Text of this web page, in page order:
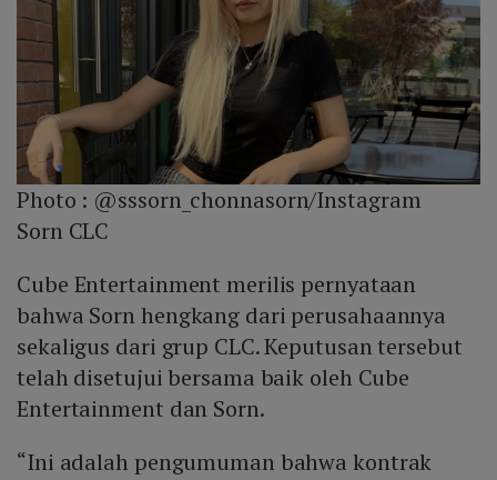
Photo : @sssorn_chonnasorn/Instagram
Sorn CLC
Cube Entertainment merilis pernyataan
bahwa Sorn hengkang dari perusahaannya
sekaligus dari grup CLC. Keputusan tersebut
telah disetujui bersama baik oleh Cube
Entertainment dan Sorn.
“Ini adalah pengumuman bahwa kontrak